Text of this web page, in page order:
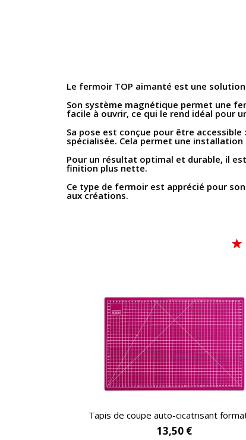
Le fermoir TOP aimanté est une
Son système magnétique permet une
facile à ouvrir, ce qui le rend idéal pour
Sa pose est conçue pour être
spécialisée. Cela permet une
Pour un résultat optimal et durable, il
finition plus nette.
Ce type de fermoir est apprécié pour
aux créations.
APERÇU RAPIDE
Tapis de coupe auto-cicatrisant
13,50 €